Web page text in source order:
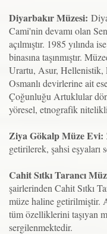
Diyarbakır Müzesi:
Cami'nin devamı olan
açılmıştır. 1985 yılında
binasına taşınmıştır.
Urartu, Asur, Hellenistik,
Osmanlı devirlerine ait
Çoğunluğu Artuklular
yöresel, etnografik
Ziya Gökalp Müze Evi:
getirilerek, şahsi eşyaları
Cahit Sıtkı Tarancı
şairlerinden Cahit Sıtkı
müze haline getirilmiştir.
tüm özelliklerini taşıyan
sergilenmektedir.